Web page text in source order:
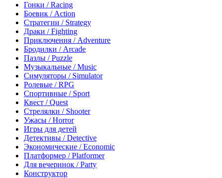
Гонки / Racing
Боевик / Action
Стратегии / Strategy
Драки / Fighting
Приключения / Adventure
Бродилки / Arcade
Пазлы / Puzzle
Музыкальные / Music
Симуляторы / Simulator
Ролевые / RPG
Спортивные / Sport
Квест / Quest
Стрелялки / Shooter
Ужасы / Horror
Игры для детей
Детективы / Detective
Экономические / Economic
Платформер / Platformer
Для вечеринок / Party
Конструктор